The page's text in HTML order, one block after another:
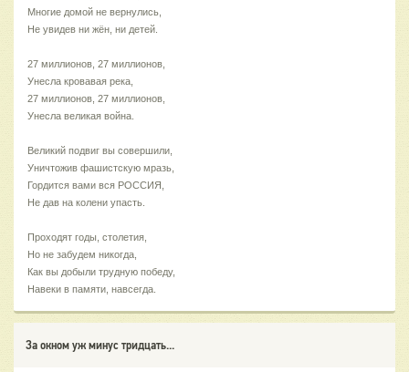
Многие домой не вернулись,
Не увидев ни жён, ни детей.
27 миллионов, 27 миллионов,
Унесла кровавая река,
27 миллионов, 27 миллионов,
Унесла великая война.
Великий подвиг вы совершили,
Уничтожив фашистскую мразь,
Гордится вами вся РОССИЯ,
Не дав на колени упасть.
Проходят годы, столетия,
Но не забудем никогда,
Как вы добыли трудную победу,
Навеки в памяти, навсегда.
За окном уж минус тридцать...